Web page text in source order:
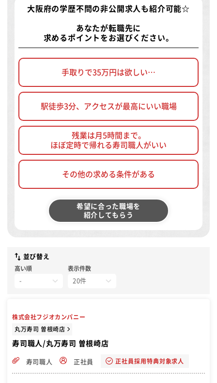
大阪府の学歴不問の非公開求人 も紹介可能☆
あなたが転職先に
求めるポイントをお選びください。
手取りで35万円は欲しい…
駅徒歩3分、アクセスが最高にいい職場
残業は月5時間まで。
ほぼ定時で帰れる寿司職人がいい
その他の求める条件がある
希望に合った職場を
紹介してもらう
並び替え
高い順 表示件数
株式会社フジオカンパニー
丸万寿司 曽根崎店
寿司職人/丸万寿司 曽根崎店
寿司職人 正社員 正社員採用特典対象求人